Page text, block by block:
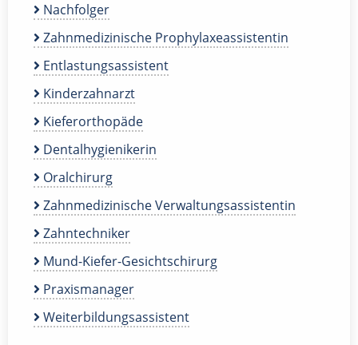
Nachfolger
Zahnmedizinische Prophylaxeassistentin
Entlastungsassistent
Kinderzahnarzt
Kieferorthopäde
Dentalhygienikerin
Oralchirurg
Zahnmedizinische Verwaltungsassistentin
Zahntechniker
Mund-Kiefer-Gesichtschirurg
Praxismanager
Weiterbildungsassistent